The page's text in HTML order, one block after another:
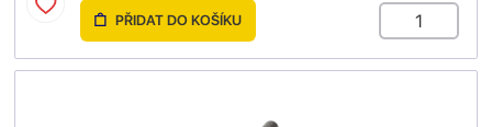
PŘIDAT DO KOŠÍKU